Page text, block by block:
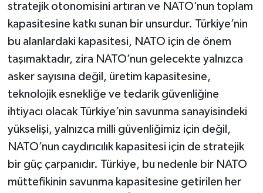
stratejik otonomisini artıran ve NATO’nun toplam
kapasitesine katkı sunan bir unsurdur. Türkiye’nin
bu alanlardaki kapasitesi, NATO için de önem
taşımaktadır, zira NATO’nun gelecekte yalnızca
asker sayısına değil, üretim kapasitesine,
teknolojik esnekliğe ve tedarik güvenliğine
ihtiyacı olacak Türkiye’nin savunma sanayisindeki
yükselişi, yalnızca milli güvenliğimiz için değil,
NATO’nun caydırıcılık kapasitesi için de stratejik
bir güç çarpanıdır. Türkiye, bu nedenle bir NATO
müttefikinin savunma kapasitesine getirilen her